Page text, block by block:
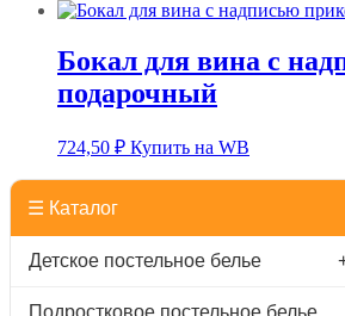
Бокал для вина с
подарочный
724,50 ₽ Купить на WB
☰ Каталог
Детское постельное белье
Подростковое постельное белье